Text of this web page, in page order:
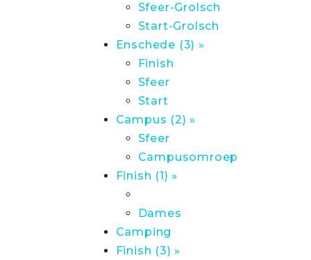
Sfeer-Grolsch
Start-Grolsch
Enschede (3) »
Finish
Sfeer
Start
Campus (2) »
Sfeer
Campusomroep
Finish (1) »
Dames
Camping
Finish (3) »